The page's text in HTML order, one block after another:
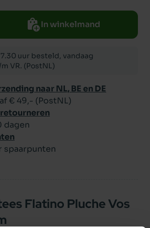
In winkelmand
uur besteld, vandaag
VR. (PostNL)
naar NL, BE en DE
€ 49,- (PostNL)
dagen
spaarpunten
Flatino Pluche Vos